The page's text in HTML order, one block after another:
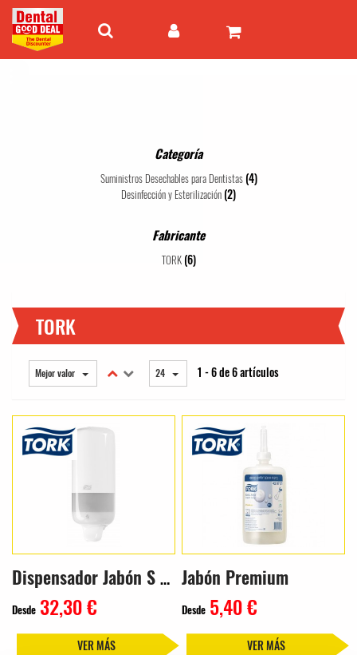
Categoría
Suministros Desechables para Dentistas(4)
Desinfección y Esterilización (2)
Fabricante
TORK(6)
TORK
Mejor valor 24 1 - 6 de 6 artículos
Dispensador Jabón S Box
Desde 32,30 €
VER MÁS
Jabón Premium
Desde 5,40 €
VER MÁS